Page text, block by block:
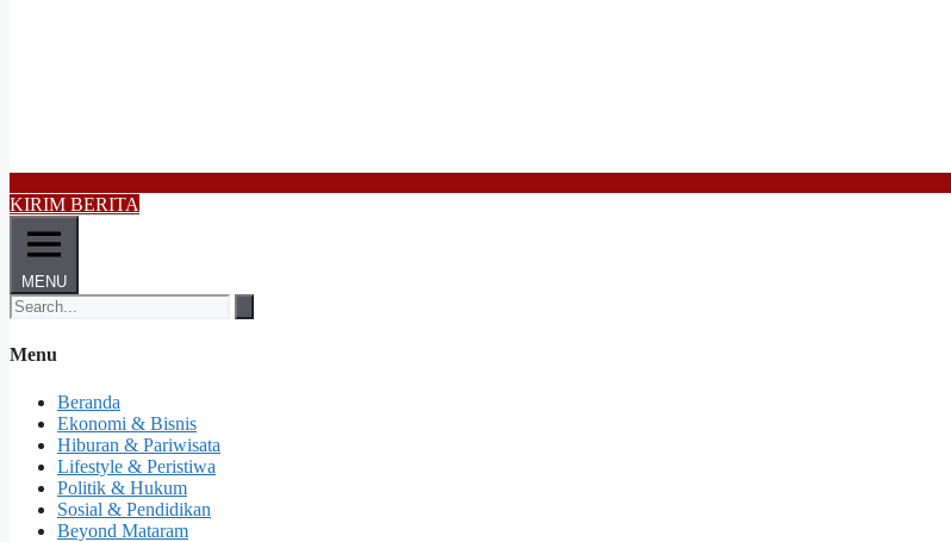
KIRIM BERITA
MENU
Menu
Beranda
Ekonomi & Bisnis
Hiburan & Pariwisata
Lifestyle & Peristiwa
Politik & Hukum
Sosial & Pendidikan
Beyond Mataram